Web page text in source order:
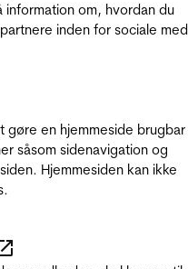
om, hvordan du
inden for sociale
en hjemmeside
såsom sidenavigation og
Hjemmesiden kan ikke